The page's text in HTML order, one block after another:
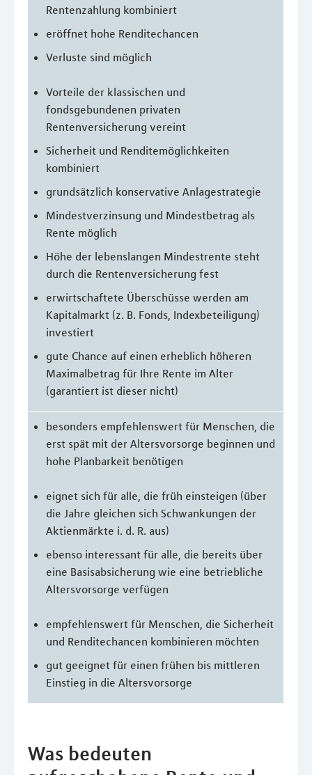
Rentenzahlung kombiniert
eröffnet hohe Renditechancen
Verluste sind möglich
Vorteile der klassischen und
fondsgebundenen privaten
Rentenversicherung vereint
Sicherheit und Renditemöglichkeiten
kombiniert
grundsätzlich konservative Anlagestrategie
Mindestverzinsung und Mindestbetrag als
Rente möglich
Höhe der lebenslangen Mindestrente steht
durch die Rentenversicherung fest
erwirtschaftete Überschüsse werden am
Kapitalmarkt (z. B. Fonds, Indexbeteiligung)
investiert
gute Chance auf einen erheblich höheren
Maximalbetrag für Ihre Rente im Alter
(garantiert ist dieser nicht)
besonders empfehlenswert für Menschen, die
erst spät mit der Altersvorsorge beginnen und
hohe Planbarkeit benötigen
eignet sich für alle, die früh einsteigen (über
die Jahre gleichen sich Schwankungen der
Aktienmärkte i. d. R. aus)
ebenso interessant für alle, die bereits über
eine Basisabsicherung wie eine betriebliche
Altersvorsorge verfügen
empfehlenswert für Menschen, die Sicherheit
und Renditechancen kombinieren möchten
gut geeignet für einen frühen bis mittleren
Einstieg in die Altersvorsorge
Was bedeuten